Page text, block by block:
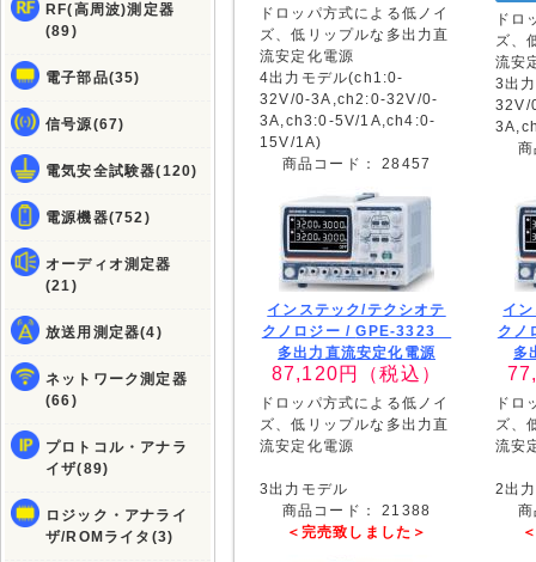
RF(高周波)測定器
(89)
電子部品(35)
信号源(67)
電気安全試験器(120)
電源機器(752)
オーディオ測定器
(21)
放送用測定器(4)
ネットワーク測定器
(66)
プロトコル・アナラ
イザ(89)
ロジック・アナライ
ザ/ROMライタ(3)
ドロッパ方式による低ノイ
ズ、低リップルな多出力直
流安定化電源
4出力モデル(ch1:0-
32V/0-3A,ch2:0-32V/0-
3A,ch3:0-5V/1A,ch4:0-
15V/1A)
商品コード：28457
ドロ
ズ、
流安
3出
32V/
インステック/テクシオテ
クノロジー /GPE-3323
多出力直流安定化電源
87,120円（税込）
ドロッパ方式による低ノイ
ズ、低リップルな多出力直
流安定化電源
3出力モデル
商品コード：21388
＜完売致しました＞
イ
クノ
多
ドロ
ズ、
流安
2出